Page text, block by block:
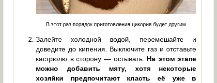
В этот раз порядок приготовления цикория будет другим
Залейте холодной водой, перемешайте и
доведите до кипения. Выключите газ и отставьте
кастрюлю в сторону — остывать. На этом этапе
можно добавить мяту, хотя некоторые
хозяйки предпочитают класть её уже в